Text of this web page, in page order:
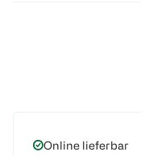
Online lieferbar